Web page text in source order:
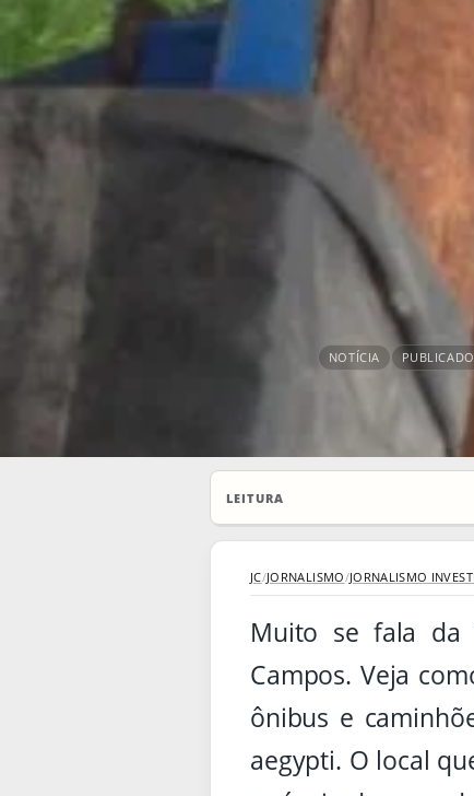
NOTÍCIA
LEITURA
JC/JORNALISMO/JORNALISMO
Muito se fala da
Campos. Veja
ônibus e
aegypti. O local